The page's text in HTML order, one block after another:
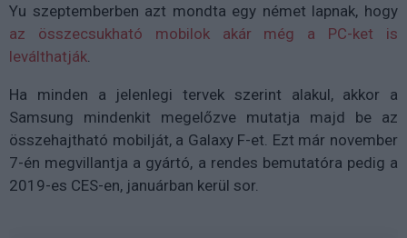
Yu szeptemberben azt mondta egy német lapnak, hogy
az összecsukható mobilok akár még a PC-ket is
leválthatják
Ha minden a jelenlegi tervek szerint alakul, akkor a
Samsung mindenkit megelőzve mutatja majd be az
összehajtható mobilját, a Galaxy F-et. Ezt már november
7-én megvillantja a gyártó, a rendes bemutatóra pedig a
2019-es CES-en, januárban kerül sor.